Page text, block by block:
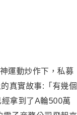
運動炒作下，私募
真實故事: 「 有幾個
經拿到了A輪500萬